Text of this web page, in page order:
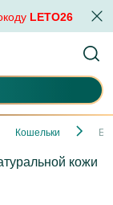
LETO26
Кошельки